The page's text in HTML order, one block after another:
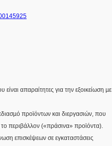
απαραίτητες για την εξοικείωση µε
προϊόντων και διεργασιών, που
το περιβάλλον («πράσινα» προϊόντα).
επισκέψεων σε εγκαταστάσεις